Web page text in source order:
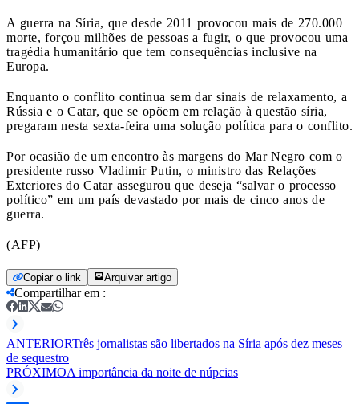
A guerra na Síria, que desde 2011 provocou mais de 270.000
morte, forçou milhões de pessoas a fugir, o que provocou uma
tragédia humanitário que tem consequências inclusive na
Europa.
Enquanto o conflito continua sem dar sinais de relaxamento, a
Rússia e o Catar, que se opõem em relação à questão síria,
pregaram nesta sexta-feira uma solução política para o conflito.
Por ocasião de um encontro às margens do Mar Negro com o
presidente russo Vladimir Putin, o ministro das Relações
Exteriores do Catar assegurou que deseja “salvar o processo
político” em um país devastado por mais de cinco anos de
guerra.
(AFP)
Copiar o link Arquivar artigo
Compartilhar em :
ANTERIORTrês jornalistas são libertados na Síria após dez meses
de sequestro
PRÓXIMOA importância da noite de núpcias